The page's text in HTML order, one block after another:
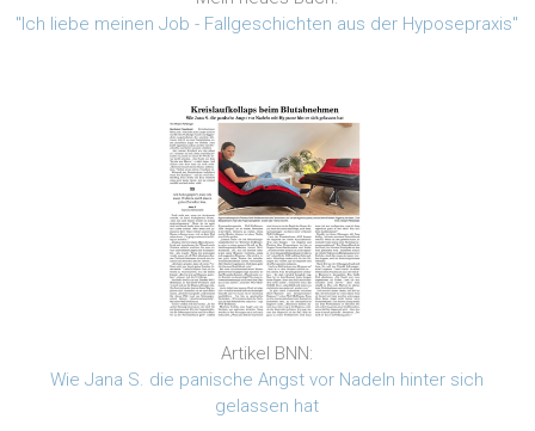
"Ich liebe meinen Job - Fallgeschichten aus der Hyposepraxis"
Artikel BNN:
Wie Jana S. die panische Angst vor Nadeln hinter sich
gelassen hat